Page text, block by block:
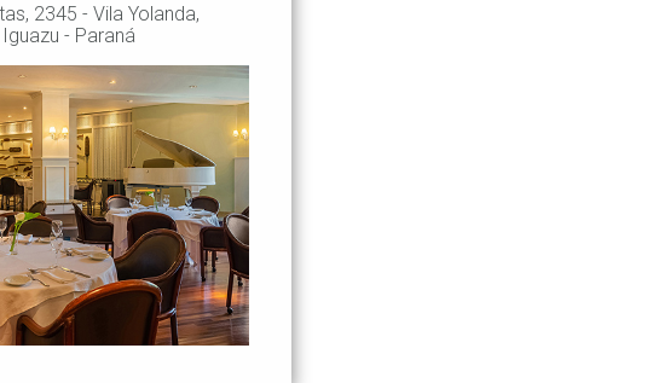
2345 - Vila Yolanda,
- Paraná